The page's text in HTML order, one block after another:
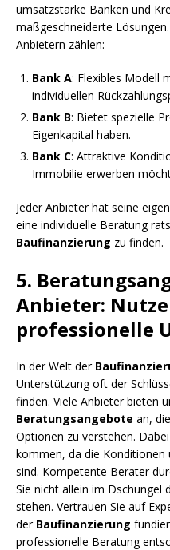
umsatzstarke Banken und
maßgeschneiderte
Anbietern zählen:
Bank A: Flexibles Modell
individuellen
Bank B: Bietet spezielle
Eigenkapital haben.
Bank C: Attraktive
Immobilie erwerben
Jeder Anbieter hat seine
eine individuelle Beratung
Baufinanzierung zu finden.
5.
Anbieter:
professionelle
In der Welt der
Unterstützung oft der
finden. Viele Anbieter bieten
Beratungsangebote an,
Optionen zu verstehen.
kommen, da die
sind. Kompetente Berater
Sie nicht allein im Dschungel
stehen. Vertrauen Sie auf
der Baufinanzierung
professionelle Beratung